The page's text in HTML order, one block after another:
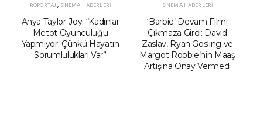
RÖPORTAJ, SINEMA HABERLERI
Anya Taylor-Joy: “Kadınlar
Metot Oyunculuğu
Yapmıyor; Çünkü Hayatın
Sorumlulukları Var”
SINEMA HABERLERI
‘Barbie’ Devam Filmi
Çıkmaza Girdi: David
Zaslav, Ryan Gosling ve
Margot Robbie’nin Maaş
Artışına Onay Vermedi